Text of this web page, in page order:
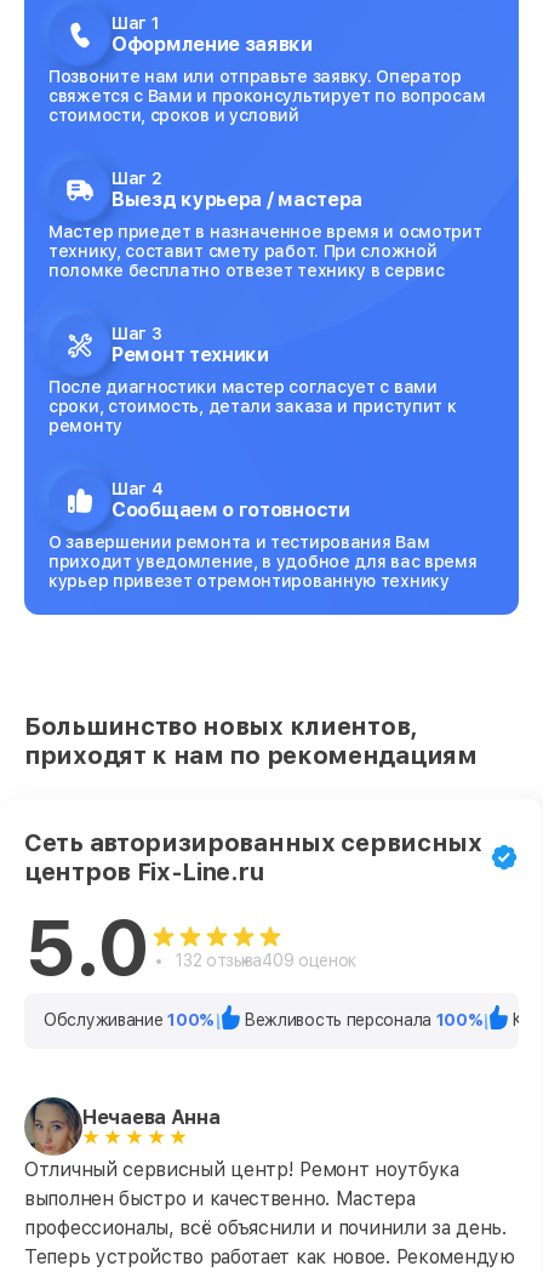
Шаг 1
Оформление заявки
Позвоните нам или отправьте заявку. Оператор
свяжется с Вами и проконсультирует по вопросам
стоимости, сроков и условий
Шаг 2
Выезд курьера / мастера
Мастер приедет в назначенное время и осмотрит
технику, составит смету работ. При сложной
поломке бесплатно отвезет технику в сервис
Шаг 3
Ремонт техники
После диагностики мастер согласует с вами
сроки, стоимость, детали заказа и приступит к
ремонту
Шаг 4
Сообщаем о готовности
О завершении ремонта и тестирования Вам
приходит уведомление, в удобное для вас время
курьер привезет отремонтированную технику
Большинство новых клиентов,
приходят к нам по рекомендациям
Сеть авторизированных сервисных
центров Fix-Line.ru
5.0 132 отзыва409 оценок
Обслуживание100% Вежливость персонала 100%
Нечаева Анна
Отличный сервисный центр! Ремонт ноутбука
выполнен быстро и качественно. Мастера
профессионалы, всё объяснили и починили за день.
Теперь устройство работает как новое. Рекомендую